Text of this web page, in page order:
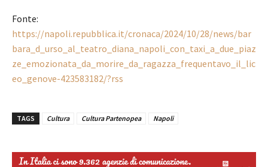
Fonte:
https://napoli.repubblica.it/cronaca/2024/10/28/news/bar
bara_d_urso_al_teatro_diana_napoli_con_taxi_a_due_piaz
ze_emozionata_da_morire_da_ragazza_frequentavo_il_lic
eo_genove-423583182/?rss
TAGS Cultura Cultura Partenopea Napoli